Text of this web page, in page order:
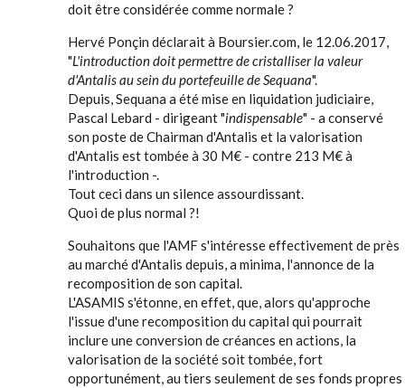
doit être considérée comme normale ?
Hervé Ponçin déclarait à Boursier.com, le 12.06.2017,
"L'introduction doit permettre de cristalliser la valeur
d'Antalis au sein du portefeuille de Sequana".
Depuis, Sequana a été mise en liquidation judiciaire,
Pascal Lebard - dirigeant "indispensable" - a conservé
son poste de Chairman d'Antalis et la valorisation
d'Antalis est tombée à 30 M€ - contre 213 M€ à
l'introduction -.
Tout ceci dans un silence assourdissant.
Quoi de plus normal ?!
Souhaitons que l'AMF s'intéresse effectivement de près
au marché d'Antalis depuis, a minima, l'annonce de la
recomposition de son capital.
L'ASAMIS s'étonne, en effet, que, alors qu'approche
l'issue d'une recomposition du capital qui pourrait
inclure une conversion de créances en actions, la
valorisation de la société soit tombée, fort
opportunément, au tiers seulement de ses fonds propres